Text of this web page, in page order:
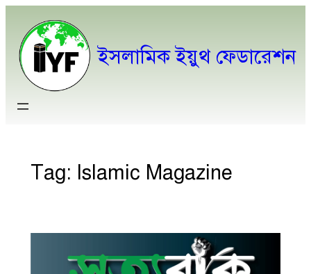
ইসলামিক ইয়ুথ ফেডারেশন
Tag: Islamic Magazine